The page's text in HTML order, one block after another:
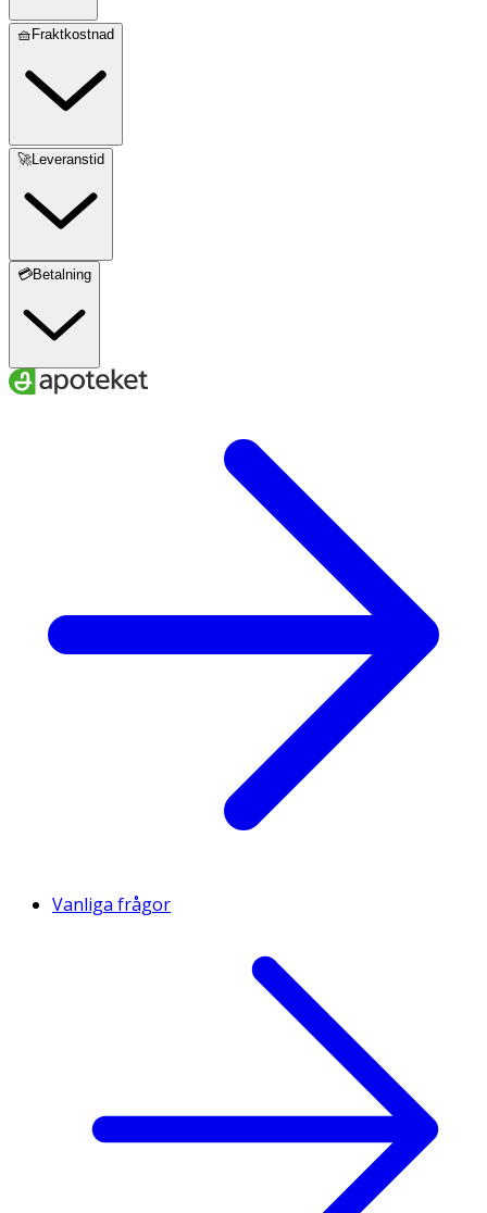
🧺Fraktkostnad
🚀Leveranstid
💳Betalning
Vanliga frågor